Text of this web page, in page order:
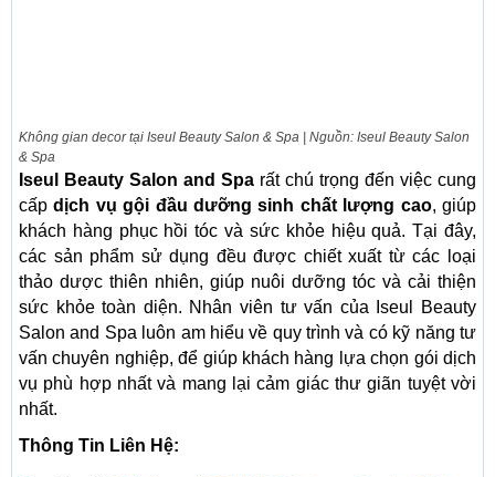
Không gian decor tại Iseul Beauty Salon & Spa | Nguồn: Iseul Beauty Salon
& Spa
Iseul Beauty Salon and Spa rất chú trọng đến việc cung
cấpdịch vụ gội đầu dưỡng sinh chất lượng cao, giúp
khách hàng phục hồi tóc và sức khỏe hiệu quả. Tại đây,
các sản phẩm sử dụng đều được chiết xuất từ các loại
thảo dược thiên nhiên, giúp nuôi dưỡng tóc và cải thiện
sức khỏe toàn diện. Nhân viên tư vấn của Iseul Beauty
Salon and Spa luôn am hiểu về quy trình và có kỹ năng tư
vấn chuyên nghiệp, để giúp khách hàng lựa chọn gói dịch
vụ phù hợp nhất và mang lại cảm giác thư giãn tuyệt vời
nhất.
Thông Tin Liên Hệ: